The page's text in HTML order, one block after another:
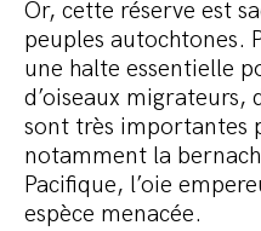
Or, cette réserve est
peuples autochtones.
une halte essentielle
d’oiseaux migrateurs,
sont très importantes
notamment la
Pacifique, l’oie
espèce menacée.